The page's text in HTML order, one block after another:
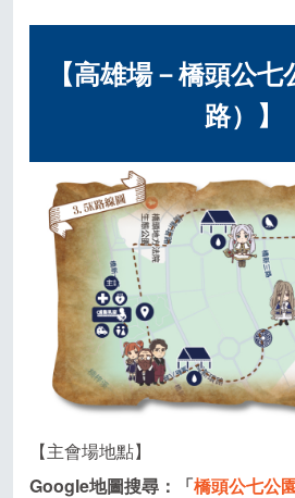
【高雄場－橋頭公
路）】
【主會場地點】
Google地圖搜尋：「橋頭公七公